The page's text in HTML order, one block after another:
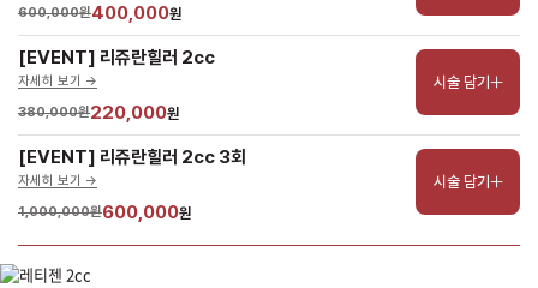
600,000원400,000원
[EVENT] 리쥬란힐러 2cc
자세히 보기 ->
380,000원220,000원
시술 담기
[EVENT] 리쥬란힐러 2cc 3회
자세히 보기 ->
1,000,000원600,000원
시술 담기